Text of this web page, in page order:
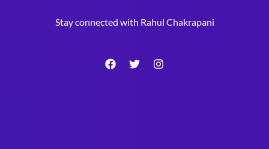
Stay connected with Rahul Chakrapani